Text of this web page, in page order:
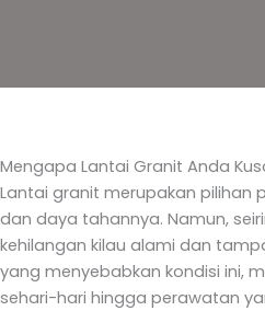
Mengapa Lantai Granit Anda
Lantai granit merupakan pilihan
dan daya tahannya. Namun,
kehilangan kilau alami dan
yang menyebabkan kondisi ini,
sehari-hari hingga perawatan